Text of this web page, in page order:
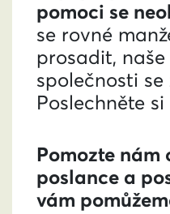
pomoci se
se rovné
prosadit,
společnosti se
Poslechněte
Pomozte nám
poslance a
vám